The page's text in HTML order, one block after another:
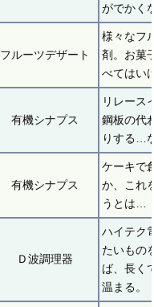
がでかく
フルーツデザート
様々なフ
剤。お菓
べてはい
有機シナプス
リレース
鋼板の代
りする…
有機シナプス
ケーキで
か、これ
うとは…
Ｄ波調理器
ハイテク
たいもの
ば、長く
温まる。